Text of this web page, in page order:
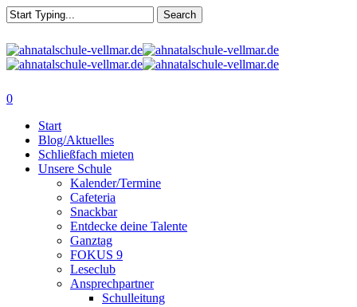
Skip
to
main
content
Search
Close
Search
search
0
Start
Blog/Aktuelles
Schließfach mieten
Unsere Schule
Kalender/Termine
Cafeteria
Snackbar
Entdecke deine Talente
Ganztag
FOKUS 9
Leseclub
Ansprechpartner
Schulleitung